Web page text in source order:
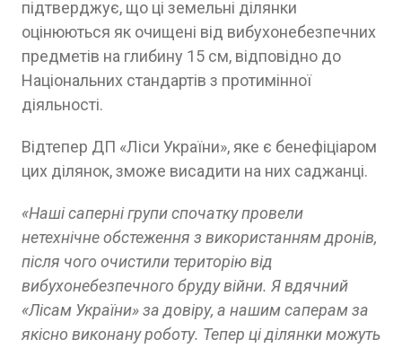
підтверджує, що ці земельні ділянки
оцінюються як очищені від вибухонебезпечних
предметів на глибину 15 см, відповідно до
Національних стандартів з протимінної
діяльності.
Відтепер ДП «Ліси України», яке є бенефіціаром
цих ділянок, зможе висадити на них саджанці.
«Наші саперні групи спочатку провели
нетехнічне обстеження з використанням дронів,
після чого очистили територію від
вибухонебезпечного бруду війни. Я вдячний
«Лісам України» за довіру, а нашим саперам за
якісно виконану роботу. Тепер ці ділянки можуть